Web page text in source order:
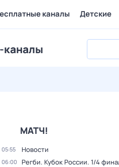
каналы Детские
каналы
МАТЧ!
05:55 Новости
06:00
Регби. Кубок России. 1/4